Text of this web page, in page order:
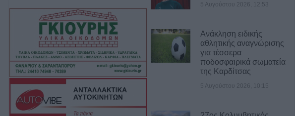
Κάηκε ολοσχερώς αυτοκίνητο
στην περιοχή του Μορφοβουνίου
5 Αυγούστου 2026, 20:50
Το Σάββατο 8 Αυγούστου το
40ήμερο μνημόσυνο του
Κωνσταντίνου Αναγνωστόπουλου
Εκδήλωση μνήμης για Χιροσίμα -
Ναγκασάκι και αντιιμπεριαλιστική
5 Αυγούστου 2026, 12:53
Ανάκληση ειδικής
αθλητικής αναγνώρισης
για τέσσερα
ποδοσφαιρικά σωματεία
της Καρδίτσας
5 Αυγούστου 2026, 10:15